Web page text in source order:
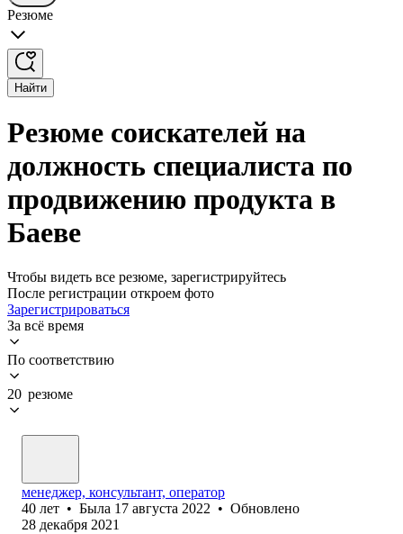
Резюме
Найти
Резюме соискателей на
должность специалиста по
продвижению продукта в
Баеве
Чтобы видеть все резюме, зарегистрируйтесь
После регистрации откроем фото
Зарегистрироваться
За всё время
По соответствию
20 резюме
менеджер, консультант, оператор
40 лет • Была 17 августа 2022 • Обновлено
28 декабря 2021